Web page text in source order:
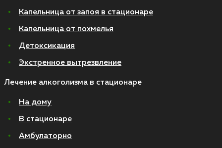
Капельница от запоя в стационаре
Капельница от похмелья
Детоксикация
Экстренное вытрезвление
Лечение алкоголизма в стационаре
На дому
В стационаре
Амбулаторно